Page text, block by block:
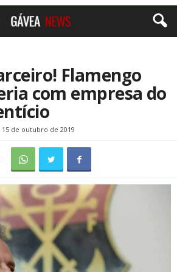
Flamengo
com empresa do
15 de outubro de 2019